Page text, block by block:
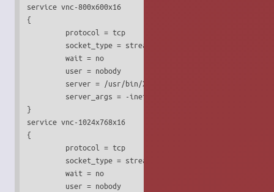
service vnc-800x600x16
{
         protocol = tcp
         socket_type = stream
         wait = no
         user = nobody
         server = /usr/bin/Xvnc
server_args = -inetd -query localhost -once -
}
service vnc-1024x768x16
{
         protocol = tcp
         socket_type = stream
         wait = no
         user = nobody